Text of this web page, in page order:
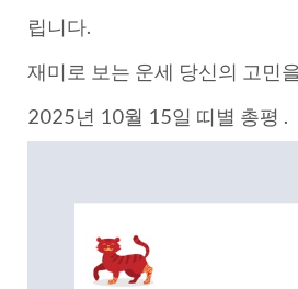
립니다.
재미로 보는 운세 당신의 고민
2025년 10월 15일 띠별 총평 .